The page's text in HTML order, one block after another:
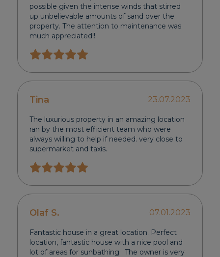
possible given the intense winds that stirred
up unbelievable amounts of sand over the
property. The attention to maintenance was
much appreciated!!
Tina 23.07.2023
The luxurious property in an amazing location
ran by the most efficient team who were
always willing to help if needed. very close to
supermarket and taxis.
Olaf S. 07.01.2023
Fantastic house in a great location. Perfect
location, fantastic house with a nice pool and
lot of areas for sunbathing . The owner is very